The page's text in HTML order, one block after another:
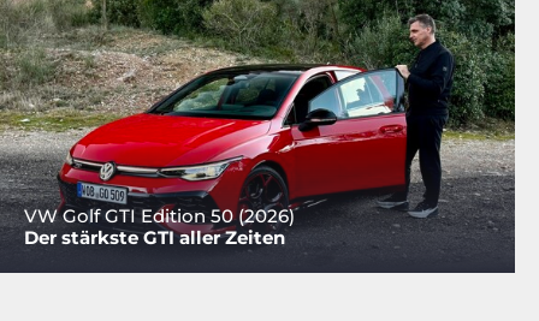
VW Golf GTI Edition 50 (2026)
Der stärkste GTI aller Zeiten